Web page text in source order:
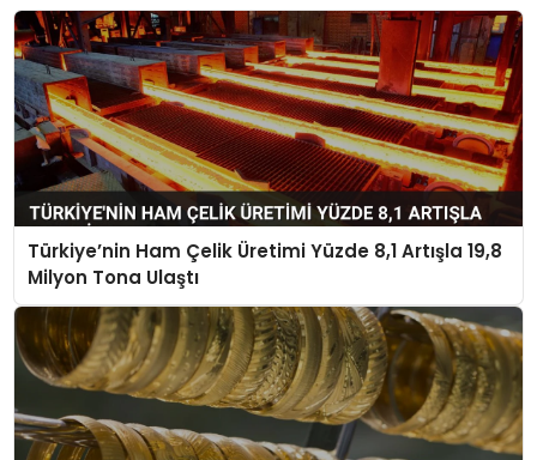
Türkiye’nin Ham Çelik Üretimi Yüzde 8,1 Artışla 19,8
Milyon Tona Ulaştı